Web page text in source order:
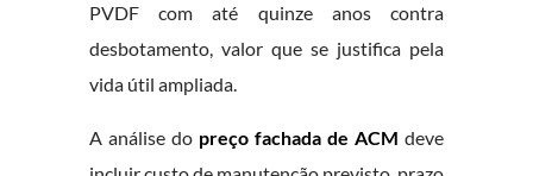
PVDF com até quinze anos contra
desbotamento, valor que se justifica pela
vida útil ampliada.
A análise do preço fachada de ACM deve